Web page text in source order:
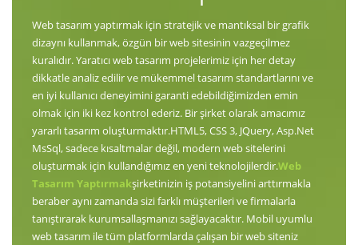
Web tasarım yaptırmak için stratejik ve mantıksal bir grafik
dizaynı kullanmak, özgün bir web sitesinin vazgeçilmez
kuralıdır. Yaratıcı web tasarım projelerimiz için her detay
dikkatle analiz edilir ve mükemmel tasarım standartlarını ve
en iyi kullanıcı deneyimini garanti edebildiğimizden emin
olmak için iki kez kontrol ederiz. Bir şirket olarak amacımız
yararlı tasarım oluşturmaktır.HTML5, CSS 3, JQuery, Asp.Net
MsSql, sadece kısaltmalar değil, modern web sitelerini
oluşturmak için kullandığımız en yeni teknolojilerdir.Web
Tasarım Yaptırmakşirketinizin iş potansiyelini arttırmakla
beraber aynı zamanda sizi farklı müşterileri ve firmalarla
tanıştırarak kurumsallaşmanızı sağlayacaktır. Mobil uyumlu
web tasarım ile tüm platformlarda çalışan bir web siteniz